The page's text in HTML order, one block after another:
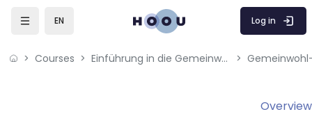
Skip to sidebar navigation menu
Skip to mobile navigation menu
EN Log in
Courses Einführung in die Gemeinwohl-Ökonomie (GWÖ)
Overview